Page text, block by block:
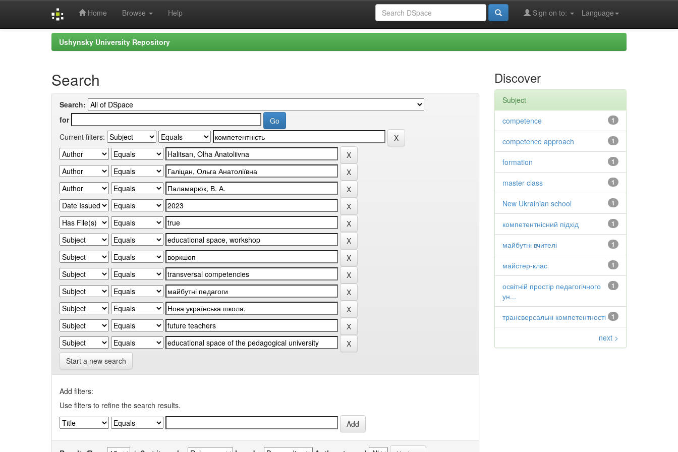
Home Browse Help Language
Sign on to:
Ushynsky University Repository
Search
Search:
for
Current filters:
Start a new search
Add filters:
Use filters to refine the search results.
Discover
Subject
1
competence
1
competence approach
1
formation
1
master class
1
New Ukrainian school
1
компетентнісний підхід
1
майбутні вчителі
1
майстер-клас
1
освітній простір педагогічного
ун...
1
трансверсальні компетентності
next >